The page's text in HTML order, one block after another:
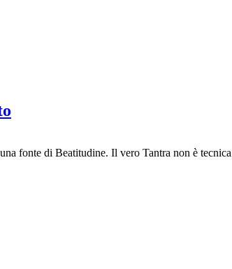
fonte di Beatitudine. Il vero Tantra non è